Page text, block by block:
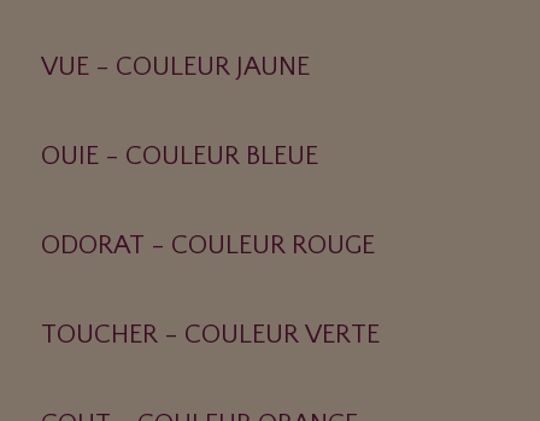
VUE - COULEUR JAUNE
OUIE - COULEUR BLEUE
ODORAT - COULEUR ROUGE
TOUCHER - COULEUR VERTE